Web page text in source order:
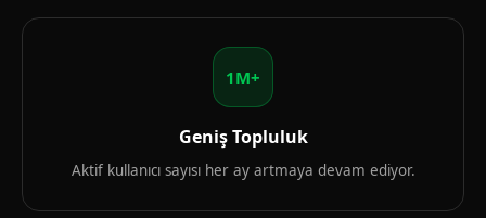
1M+
Geniş Topluluk
Aktif kullanıcı sayısı her ay artmaya devam ediyor.